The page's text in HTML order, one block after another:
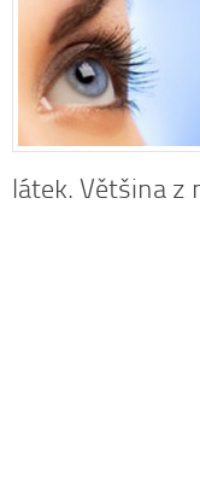
látek. Většina z